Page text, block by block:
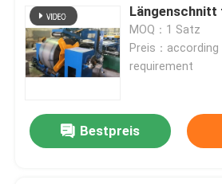
MOQ：1 Satz
Preis：
requirement
Bestpreis